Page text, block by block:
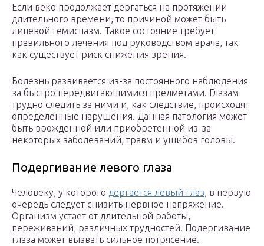
Если веко продолжает дергаться на протяжении
длительного времени, то причиной может быть
лицевой гемиспазм. Такое состояние требует
правильного лечения под руководством врача, так
как существует риск снижения зрения.
Болезнь развивается из-за постоянного наблюдения
за быстро передвигающимися предметами. Глазам
трудно следить за ними и, как следствие, происходят
определенные нарушения. Данная патология может
быть врожденной или приобретенной из-за
некоторых заболеваний, травм и ушибов головы.
Подергивание левого глаза
Человеку, у которого дергается левый глаз, в первую
очередь следует снизить нервное напряжение.
Организм устает от длительной работы,
переживаний, различных трудностей. Подергивание
глаза может вызвать сильное потрясение.